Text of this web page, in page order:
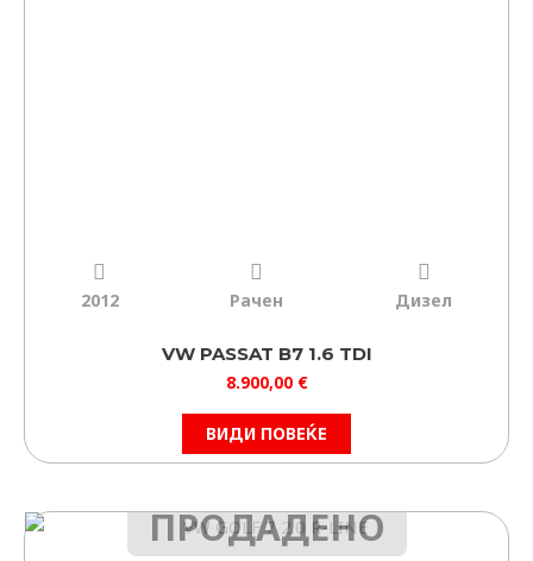
2012 Рачен Дизел
VW PASSAT B7 1.6 TDI
8.900,00 €
ВИДИ ПОВЕЌЕ
ПРОДАДЕНО